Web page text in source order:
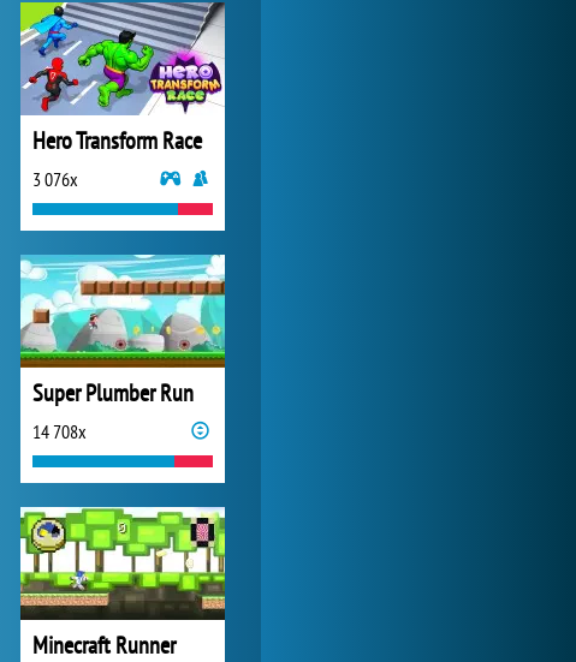
Hero Transform Race
3 076x
Super Plumber Run
14 708x
Minecraft Runner
Forge of Empires